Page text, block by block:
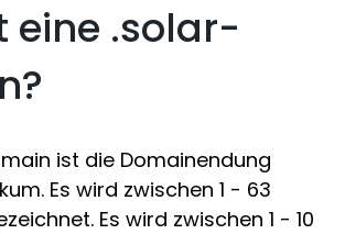
eine .solar-
ist die Domainendung
Es wird zwischen 1 - 63
Es wird zwischen 1 - 10